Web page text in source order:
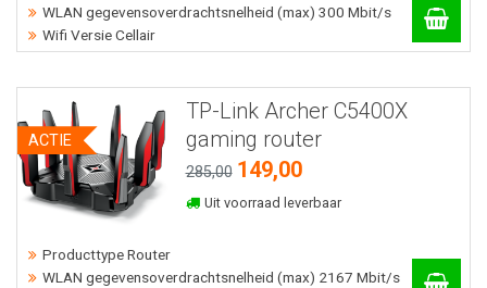
WLAN gegevensoverdrachtsnelheid (max) 300 Mbit/s
Wifi Versie Cellair
TP-Link Archer C5400X
gaming router
285,00 149,00
Uit voorraad leverbaar
ACTIE
Producttype Router
WLAN gegevensoverdrachtsnelheid (max) 2167 Mbit/s